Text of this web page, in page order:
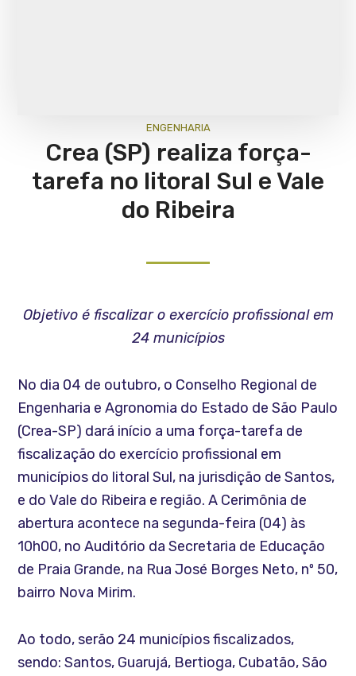
ENGENHARIA
Crea (SP) realiza força-
tarefa no litoral Sul e Vale
do Ribeira
Objetivo é fiscalizar o exercício profissional em
24 municípios
No dia 04 de outubro, o Conselho Regional de
Engenharia e Agronomia do Estado de São Paulo
(Crea-SP) dará início a uma força-tarefa de
fiscalização do exercício profissional em
municípios do litoral Sul, na jurisdição de Santos,
e do Vale do Ribeira e região. A Cerimônia de
abertura acontece na segunda-feira (04) às
10h00, no Auditório da Secretaria de Educação
de Praia Grande, na Rua José Borges Neto, nº 50,
bairro Nova Mirim.
Ao todo, serão 24 municípios fiscalizados,
sendo: Santos, Guarujá, Bertioga, Cubatão, São